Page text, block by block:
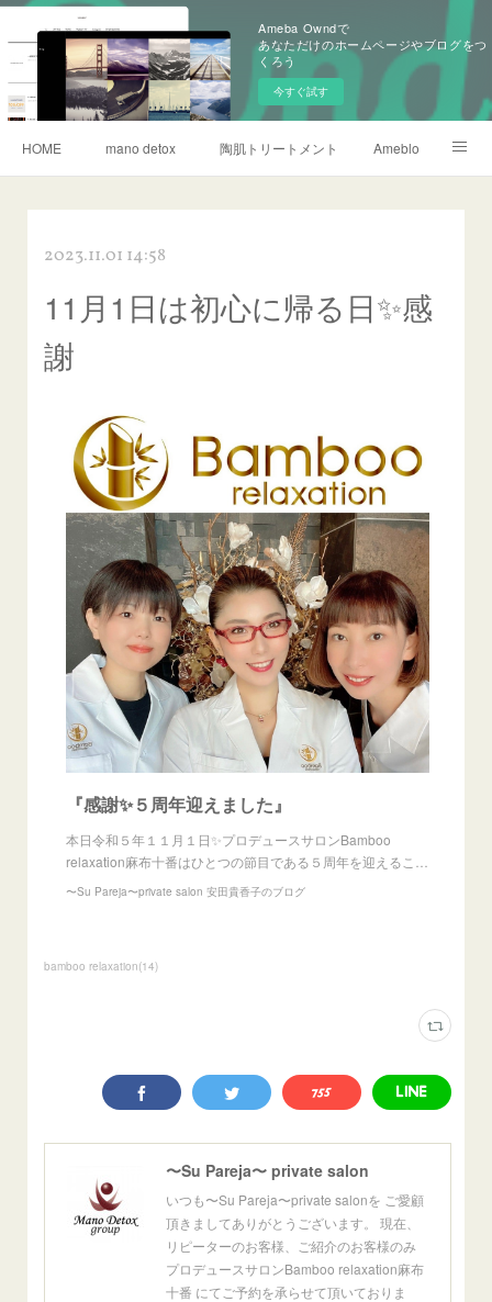
Ameba Owndで
あなただけのホームページやブログをつ
くろう
今すぐ試す
HOME mano detox 陶肌トリートメント Ameblo
2023.11.01 14:58
11月1日は初心に帰る日✨感
謝
『感謝✨５周年迎えました』
本日令和５年１１月１日✨プロデュースサロンBamboo
relaxation麻布十番はひとつの節目である５周年を迎えるこ…
〜Su Pareja〜private salon 安田貴香子のブログ
bamboo relaxation(14)
〜Su Pareja〜 private salon
いつも〜Su Pareja〜private salonを ご愛顧
頂きましてありがとうございます。 現在、
リピーターのお客様、ご紹介のお客様のみ
プロデュースサロンBamboo relaxation麻布
十番 にてご予約を承らせて頂いておりま